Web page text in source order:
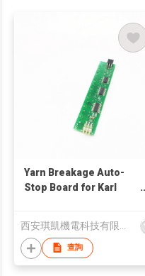
Yarn Breakage Auto-
Stop Board for Karl
查詢